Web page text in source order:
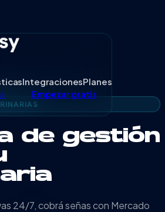
IntegracionesPlanes
Empezar gratis
de gestión
24/7, cobrá señas con Mercado